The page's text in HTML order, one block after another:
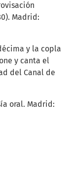
Madrid:
y la copla
y canta el
del Canal de
oral. Madrid: